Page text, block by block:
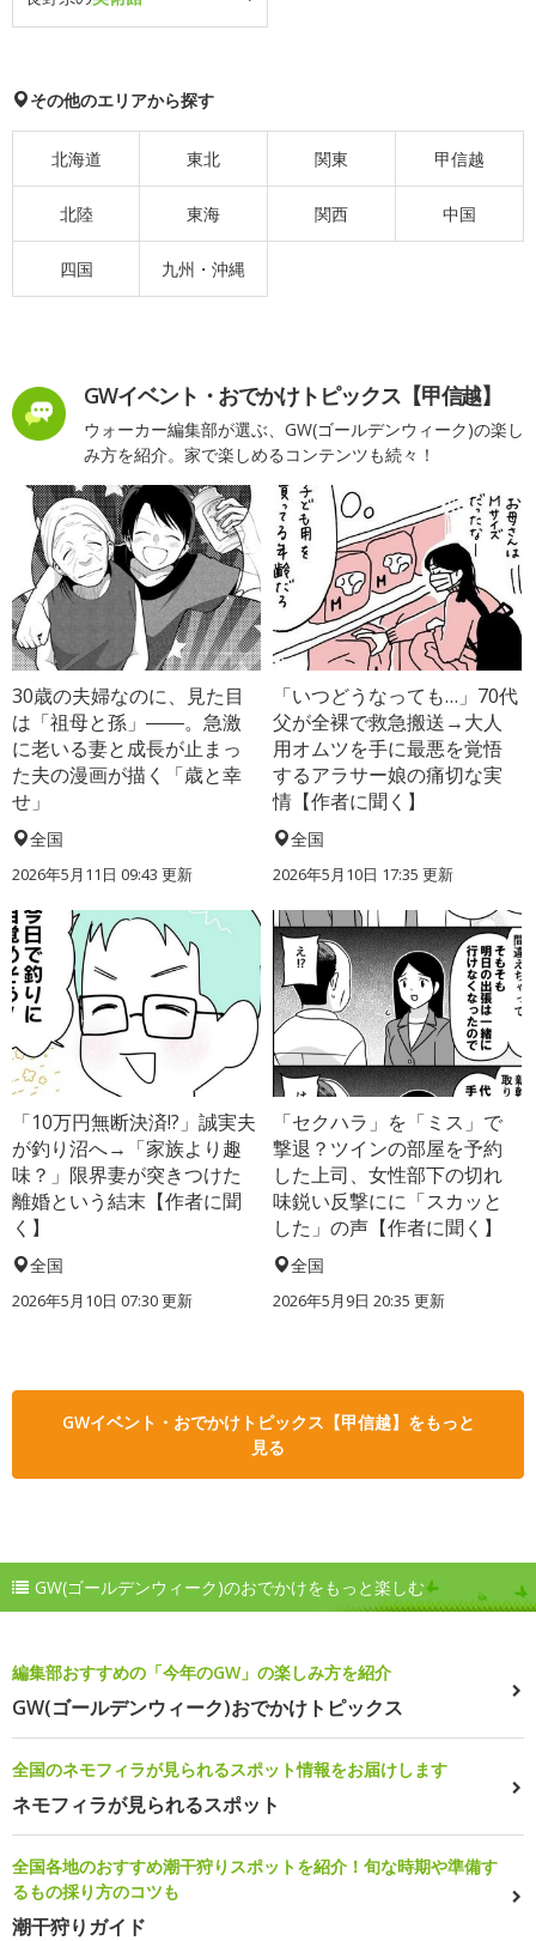
その他のエリアから探す
北海道 東北 関東 甲信越
北陸 東海 関西 中国
四国 九州・沖縄
GWイベント・おでかけトピックス【甲信越】
ウォーカー編集部が選ぶ、GW(ゴールデンウィーク)の楽し
み方を紹介。家で楽しめるコンテンツも続々！
30歳の夫婦なのに、見た目
は「祖母と孫」――。急激
に老いる妻と成長が止まっ
た夫の漫画が描く「歳と幸
せ」
全国
2026年5月11日 09:43 更新
「いつどうなっても…」70代
父が全裸で救急搬送→大人
用オムツを手に最悪を覚悟
するアラサー娘の痛切な実
情【作者に聞く】
全国
2026年5月10日 17:35 更新
「10万円無断決済!?」誠実夫
が釣り沼へ→「家族より趣
味？」限界妻が突きつけた
離婚という結末【作者に聞
く】
全国
2026年5月10日 07:30 更新
「セクハラ」を「ミス」で
撃退？ツインの部屋を予約
した上司、女性部下の切れ
味鋭い反撃にに「スカッと
した」の声【作者に聞く】
全国
2026年5月9日 20:35 更新
GWイベント・おでかけトピックス【甲信越】をもっと
見る
GW(ゴールデンウィーク)のおでかけをもっと楽しむ
編集部おすすめの「今年のGW」の楽しみ方を紹介
GW(ゴールデンウィーク)おでかけトピックス
全国のネモフィラが見られるスポット情報をお届けします
ネモフィラが見られるスポット
全国各地のおすすめ潮干狩りスポットを紹介！旬な時期や準備す
るもの採り方のコツも
潮干狩りガイド